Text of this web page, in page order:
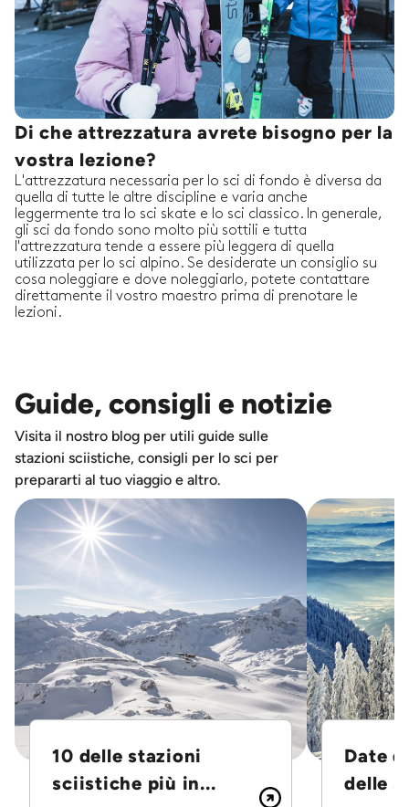
Di che attrezzatura avrete bisogno per la
vostra lezione?
L'attrezzatura necessaria per lo sci di fondo è diversa da
quella di tutte le altre discipline e varia anche
leggermente tra lo sci skate e lo sci classico. In generale,
gli sci da fondo sono molto più sottili e tutta
l'attrezzatura tende a essere più leggera di quella
utilizzata per lo sci alpino. Se desiderate un consiglio su
cosa noleggiare e dove noleggiarlo, potete contattare
direttamente il vostro maestro prima di prenotare le
lezioni.
Guide, consigli e notizie
Visita il nostro blog per utili guide sulle
stazioni sciistiche, consigli per lo sci per
prepararti al tuo viaggio e altro.
10 delle stazioni
sciistiche più in...
Date
delle